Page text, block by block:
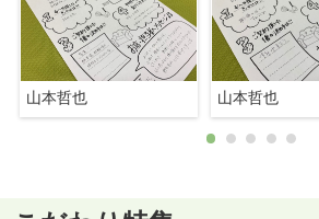
山本哲也 山本哲也